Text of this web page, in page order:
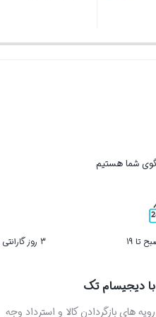
بستن
3 روز گارانتی بازگشت کالا در صورت خرابی
با دیجیسام تک
رویه های بازگردادن کالا و استرداد وجه